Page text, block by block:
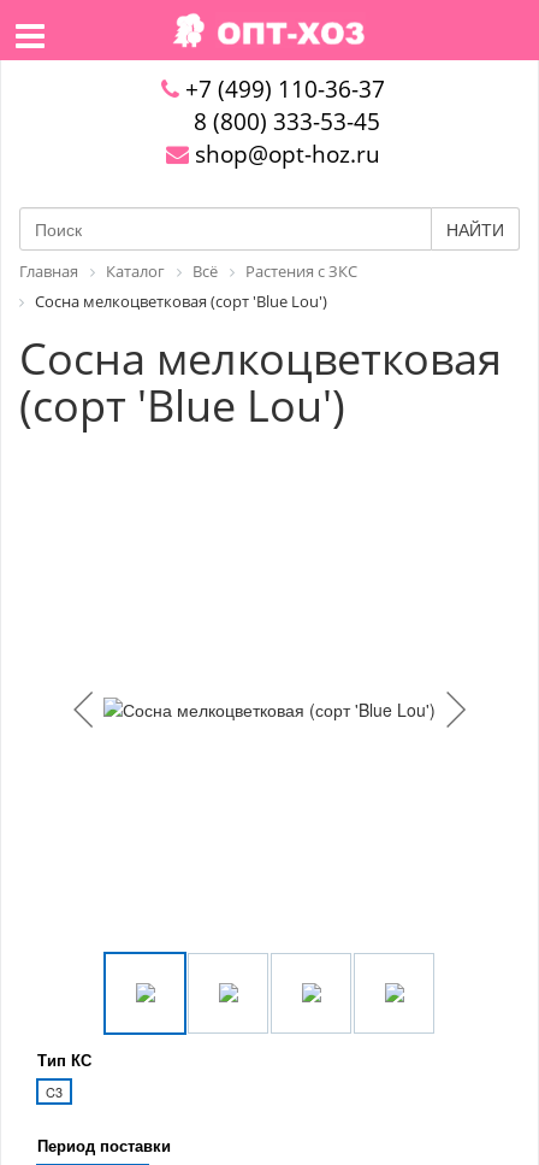
+7 (499) 110-36-37
8 (800) 333-53-45
shop@opt-hoz.ru
НАЙТИ
Главная Каталог Всё
Растения с ЗКС
Сосна мелкоцветковая (сорт 'Blue Lou')
Сосна мелкоцветковая
(сорт 'Blue Lou')
Тип КС
C3
Период поставки